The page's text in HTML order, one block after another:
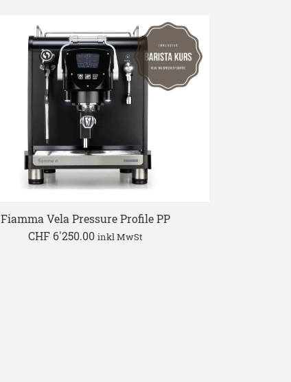
Fiamma Vela Pressure Profile PP
CHF6'250.00 inkl MwSt